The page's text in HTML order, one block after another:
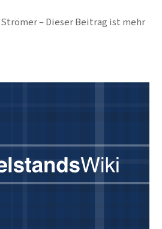
Dieser Beitrag ist mehr